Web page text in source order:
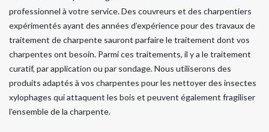
professionnel à votre service. Des couvreurs et des charpentiers
expérimentés ayant des années d’expérience pour des travaux de
traitement de charpente sauront parfaire le traitement dont vos
charpentes ont besoin. Parmi ces traitements, il y a le traitement
curatif, par application ou par sondage. Nous utiliserons des
produits adaptés à vos charpentes pour les nettoyer des insectes
xylophages qui attaquent les bois et peuvent également fragiliser
l’ensemble de la charpente.